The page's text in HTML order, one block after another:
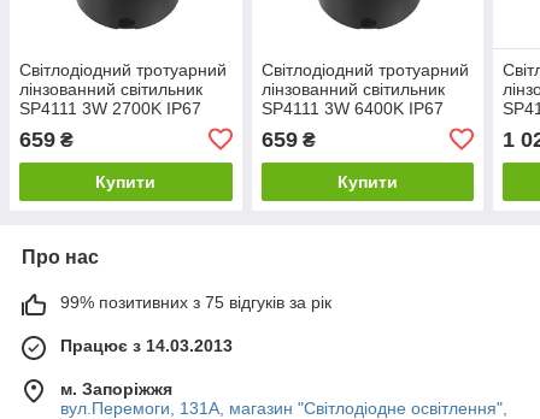
Світлодіодний тротуарний
лінзованний світильник
SP4111 3W 2700K IP67
659 ₴
Купити
Світлодіодний тротуарний
лінзованний світильник
SP4111 3W 6400K IP67
659₴
Купити
1
Про нас
99% позитивних з 75 відгуків за рік
Працює з 14.03.2013
м. Запоріжжя
вул.Перемоги, 131А, магазин "Світлодіодне освітлення",